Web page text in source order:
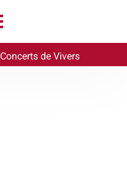
Concerts de Vivers